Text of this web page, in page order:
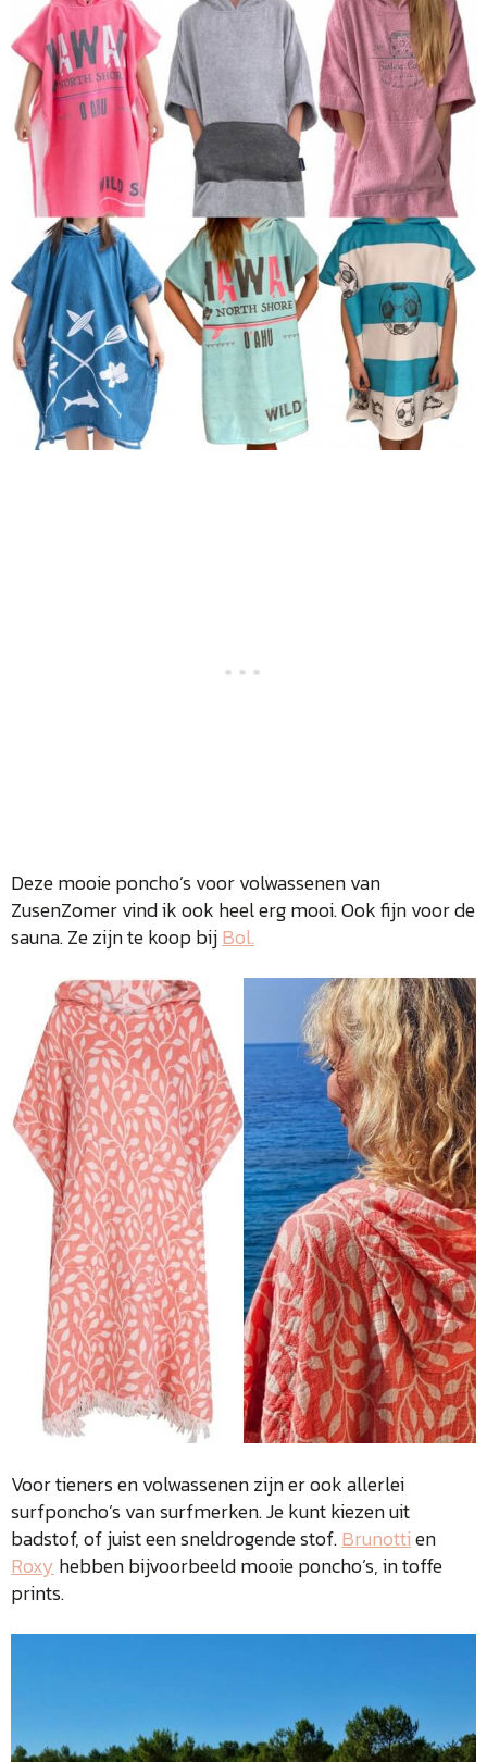
Deze mooie poncho’s voor volwassenen van
ZusenZomer vind ik ook heel erg mooi. Ook fijn voor de
sauna. Ze zijn te koop bijBol.
Voor tieners en volwassenen zijn er ook allerlei
surfponcho’s van surfmerken. Je kunt kiezen uit
badstof, of juist een sneldrogende stof.Brunottien
Roxy hebben bijvoorbeeld mooie poncho’s, in toffe
prints.